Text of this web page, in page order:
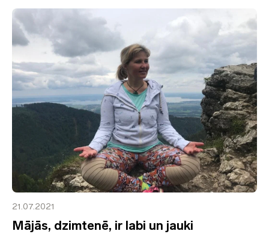
21.07.2021
Mājās, dzimtenē, ir labi un jauki